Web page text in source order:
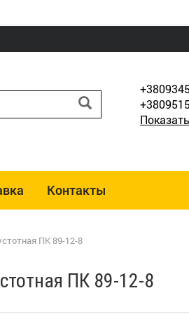
Контакты
ПК 89-12-8
ПК 89-12-8